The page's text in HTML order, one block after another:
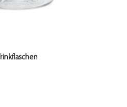
Trinkflaschen